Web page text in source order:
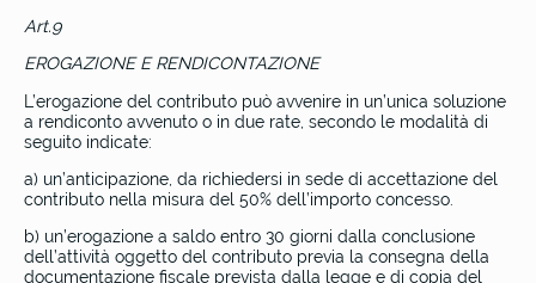
Art.9
EROGAZIONE E RENDICONTAZIONE
L’erogazione del contributo può avvenire in un’unica soluzione
a rendiconto avvenuto o in due rate, secondo le modalità di
seguito indicate:
a) un’anticipazione, da richiedersi in sede di accettazione del
contributo nella misura del 50% dell’importo concesso.
b) un’erogazione a saldo entro 30 giorni dalla conclusione
dell’attività oggetto del contributo previa la consegna della
documentazione fiscale prevista dalla legge e di copia del